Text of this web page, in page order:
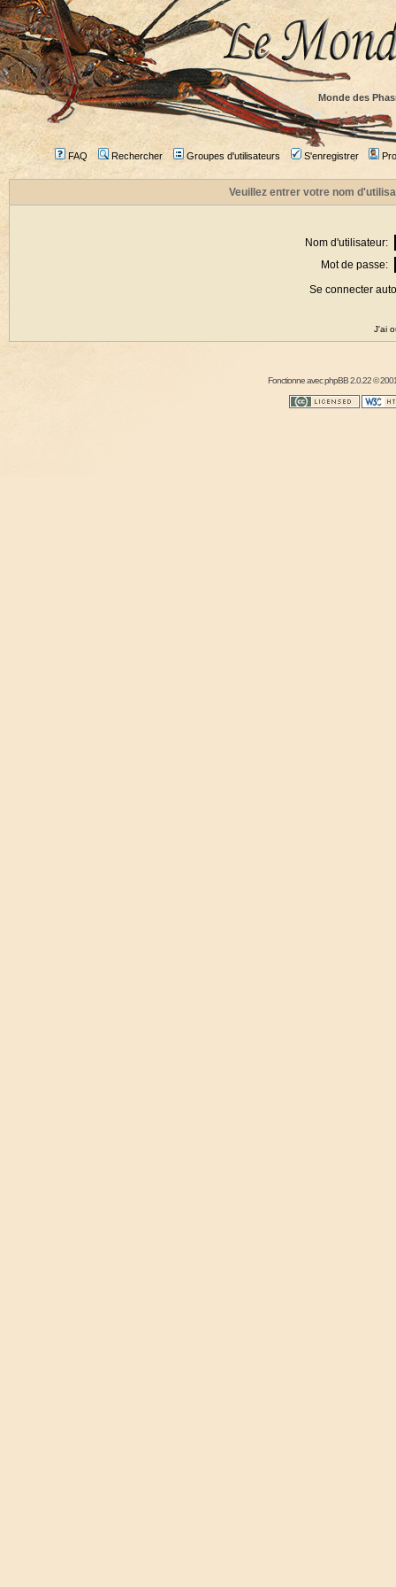
Monde des
FAQ Rechercher Groupes d'utilisateurs S'enregistrer
Veuillez entrer votre nom
Nom d'utilisateur:
Mot de passe:
Se connecter
J'ai
Fonctionne avecphpBB2.0.22 ©